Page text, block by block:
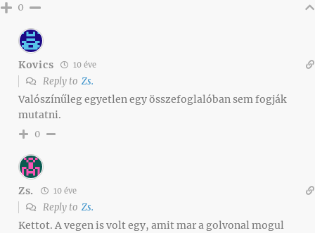
0
Kovics 10 éve
Reply to Zs.
Valószínűleg egyetlen egy összefoglalóban sem fogják
mutatni.
0
Zs. 10 éve
Reply to Zs.
Kettot. A vegen is volt egy, amit mar a golvonal mogul